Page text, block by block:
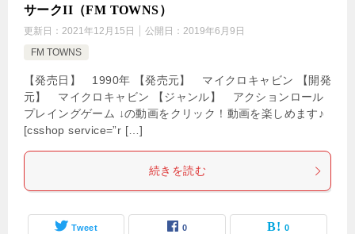
サークII（FM TOWNS）
更新日： 2021年12月15日 公開日： 2019年6月9日
FM TOWNS
【発売日】 1990年 【発売元】 マイクロキャビン 【開発
元】 マイクロキャビン 【ジャンル】 アクションロール
プレイングゲーム ↓の動画をクリック！動画を楽しめます♪
[csshop service=”r […]
続きを読む
Tweet 0 0